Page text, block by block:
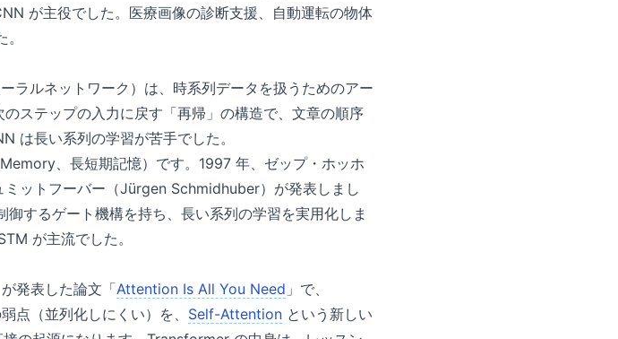
が主役でした。医療画像の診断支援、自動運転の物体
ルネットワーク）は、時系列データを扱うためのアー
ステップの入力に戻す「再帰」の構造で、文章の順序
は長い系列の学習が苦手でした。
、長短期記憶）です。1997 年、ゼップ・ホッホ
ットフーバー（Jürgen Schmidhuber）が発表しまし
するゲート機構を持ち、長い系列の学習を実用化しま
が主流でした。
発表した論文「Attention Is All You Need 」で、
点（並列化しにくい）を、 Self-Attention という新しい